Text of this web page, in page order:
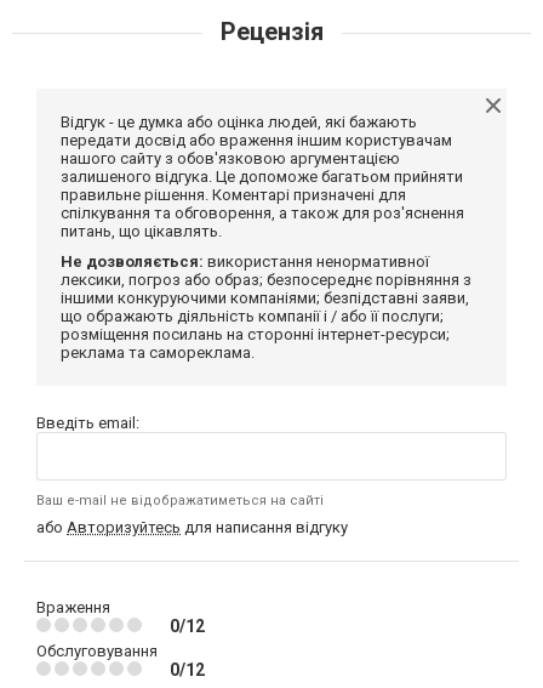
Рецензія
Відгук - це думка або оцінка людей, які бажають
передати досвід або враження іншим користувачам
нашого сайту з обов'язковою аргументацією
залишеного відгука. Це допоможе багатьом прийняти
правильне рішення. Коментарі призначені для
спілкування та обговорення, а також для роз'яснення
питань, що цікавлять.
Не дозволяється: використання ненормативної
лексики, погроз або образ; безпосереднє порівняння з
іншими конкуруючими компаніями; безпідставні заяви,
що ображають діяльність компанії і / або її послуги;
розміщення посилань на сторонні інтернет-ресурси;
реклама та самореклама.
Введіть email:
Ваш e-mail не відображатиметься на сайті
або Авторизуйтесь для написання відгуку
Враження
0/12
Обслуговування
0/12